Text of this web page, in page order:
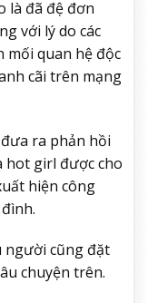
là đã đệ đơn
với lý do các
quan hệ độc
cãi trên mạng
ra phản hồi
hot girl được cho
hiện công
người cũng đặt
chuyện trên.